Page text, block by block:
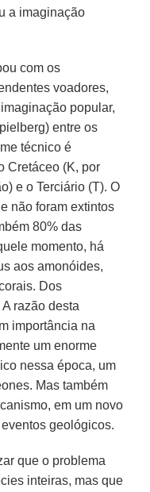
a imaginação
com os
voadores,
popular,
entre os
técnico é
Cretáceo (K, por
e o Terciário (T). O
não foram extintos
80% das
momento, há
aos amonóides,
Dos
razão desta
importância na
um enorme
nessa época, um
Mas também
em um novo
geológicos.
que o problema
inteiras, mas que